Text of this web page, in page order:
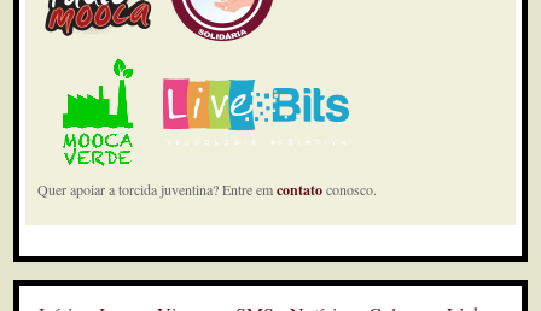
Quer apoiar a torcida juventina? Entre emcontatoconosco.